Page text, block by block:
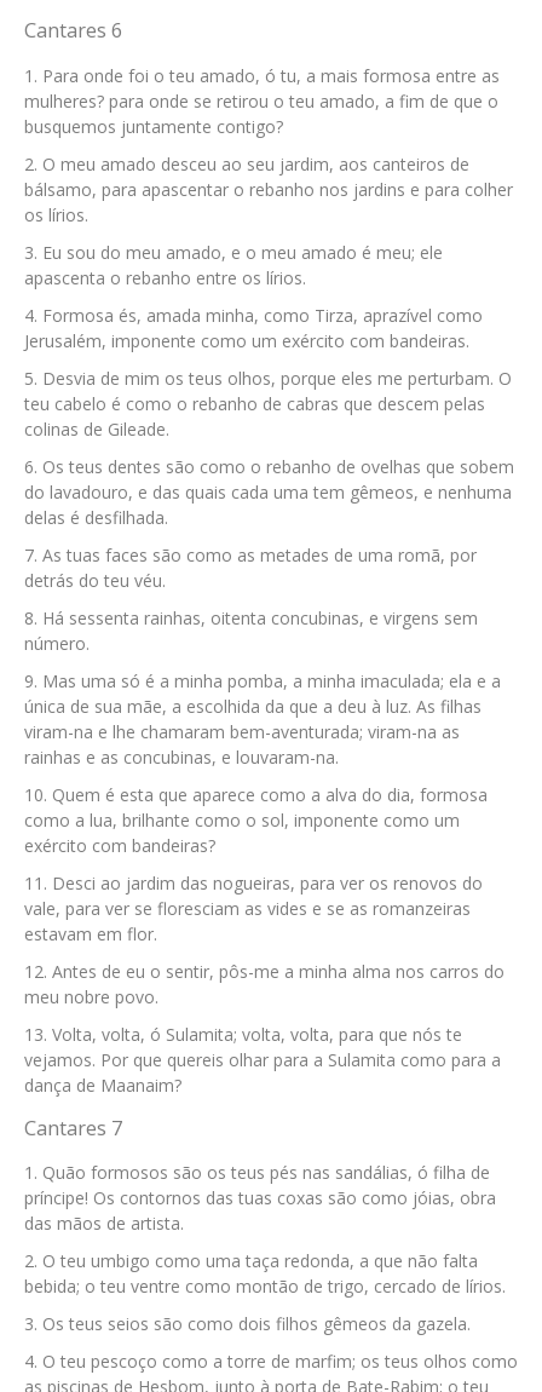
Cantares 6
Para onde foi o teu amado, ó tu, a mais formosa entre as
mulheres? para onde se retirou o teu amado, a fim de que o
busquemos juntamente contigo?
O meu amado desceu ao seu jardim, aos canteiros de
bálsamo, para apascentar o rebanho nos jardins e para colher
os lírios.
Eu sou do meu amado, e o meu amado é meu; ele
apascenta o rebanho entre os lírios.
Formosa és, amada minha, como Tirza, aprazível como
Jerusalém, imponente como um exército com bandeiras.
Desvia de mim os teus olhos, porque eles me perturbam. O
teu cabelo é como o rebanho de cabras que descem pelas
colinas de Gileade.
Os teus dentes são como o rebanho de ovelhas que sobem
do lavadouro, e das quais cada uma tem gêmeos, e nenhuma
delas é desfilhada.
As tuas faces são como as metades de uma romã, por
detrás do teu véu.
Há sessenta rainhas, oitenta concubinas, e virgens sem
número.
Mas uma só é a minha pomba, a minha imaculada; ela e a
única de sua mãe, a escolhida da que a deu à luz. As filhas
viram-na e lhe chamaram bem-aventurada; viram-na as
rainhas e as concubinas, e louvaram-na.
Quem é esta que aparece como a alva do dia, formosa
como a lua, brilhante como o sol, imponente como um
exército com bandeiras?
Desci ao jardim das nogueiras, para ver os renovos do
vale, para ver se floresciam as vides e se as romanzeiras
estavam em flor.
Antes de eu o sentir, pôs-me a minha alma nos carros do
meu nobre povo.
Volta, volta, ó Sulamita; volta, volta, para que nós te
vejamos. Por que quereis olhar para a Sulamita como para a
dança de Maanaim?
Cantares 7
Quão formosos são os teus pés nas sandálias, ó filha de
príncipe! Os contornos das tuas coxas são como jóias, obra
das mãos de artista.
O teu umbigo como uma taça redonda, a que não falta
bebida; o teu ventre como montão de trigo, cercado de lírios.
Os teus seios são como dois filhos gêmeos da gazela.
O teu pescoço como a torre de marfim; os teus olhos como
as piscinas de Hesbom, junto à porta de Bate-Rabim; o teu